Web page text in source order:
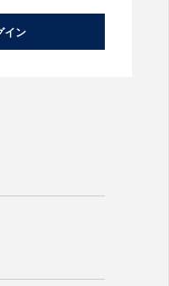
イン